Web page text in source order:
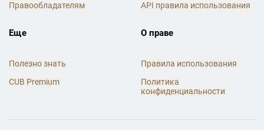
Правообладателям
API правила использования
Еще
Полезно знать
CUB Premium
О праве
Правила использования
Политика
конфиденциальности